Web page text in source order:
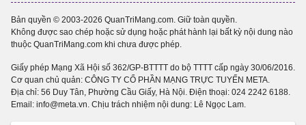
Bản quyền © 2003-2026 QuanTriMang.com. Giữ toàn quyền.
Không được sao chép hoặc sử dụng hoặc phát hành lại bất kỳ nội dung nào
thuộc QuanTriMang.com khi chưa được phép.
Giấy phép Mạng Xã Hội số 362/GP-BTTTT do bộ TTTT cấp ngày 30/06/2016.
Cơ quan chủ quản: CÔNG TY CỔ PHẦN MẠNG TRỰC TUYẾN META.
Địa chỉ: 56 Duy Tân, Phường Cầu Giấy, Hà Nội. Điện thoại: 024 2242 6188.
Email: info@meta.vn. Chịu trách nhiệm nội dung: Lê Ngọc Lam.